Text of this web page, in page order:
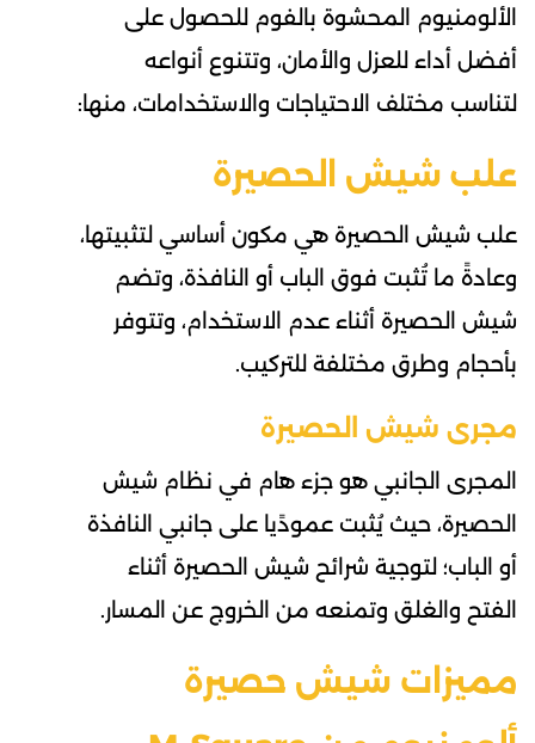
الألومنيوم المحشوة بالفوم للحصول على
أفضل أداء للعزل والأمان، وتتنوع أنواعه
لتناسب مختلف الاحتياجات والاستخدامات، منها:
علب شيش الحصيرة
علب شيش الحصيرة هي مكون أساسي لتثبيتها،
وعادةً ما تُثبت فوق الباب أو النافذة، وتضم
شيش الحصيرة أثناء عدم الاستخدام، وتتوفر
بأحجام وطرق مختلفة للتركيب.
مجرى شيش الحصيرة
المجرى الجانبي هو جزء هام في نظام شيش
الحصيرة، حيث يُثبت عمودًيا على جانبي النافذة
أو الباب؛ لتوجية شرائح شيش الحصيرة أثناء
الفتح والغلق وتمنعه من الخروج عن المسار.
مميزات شيش حصيرة